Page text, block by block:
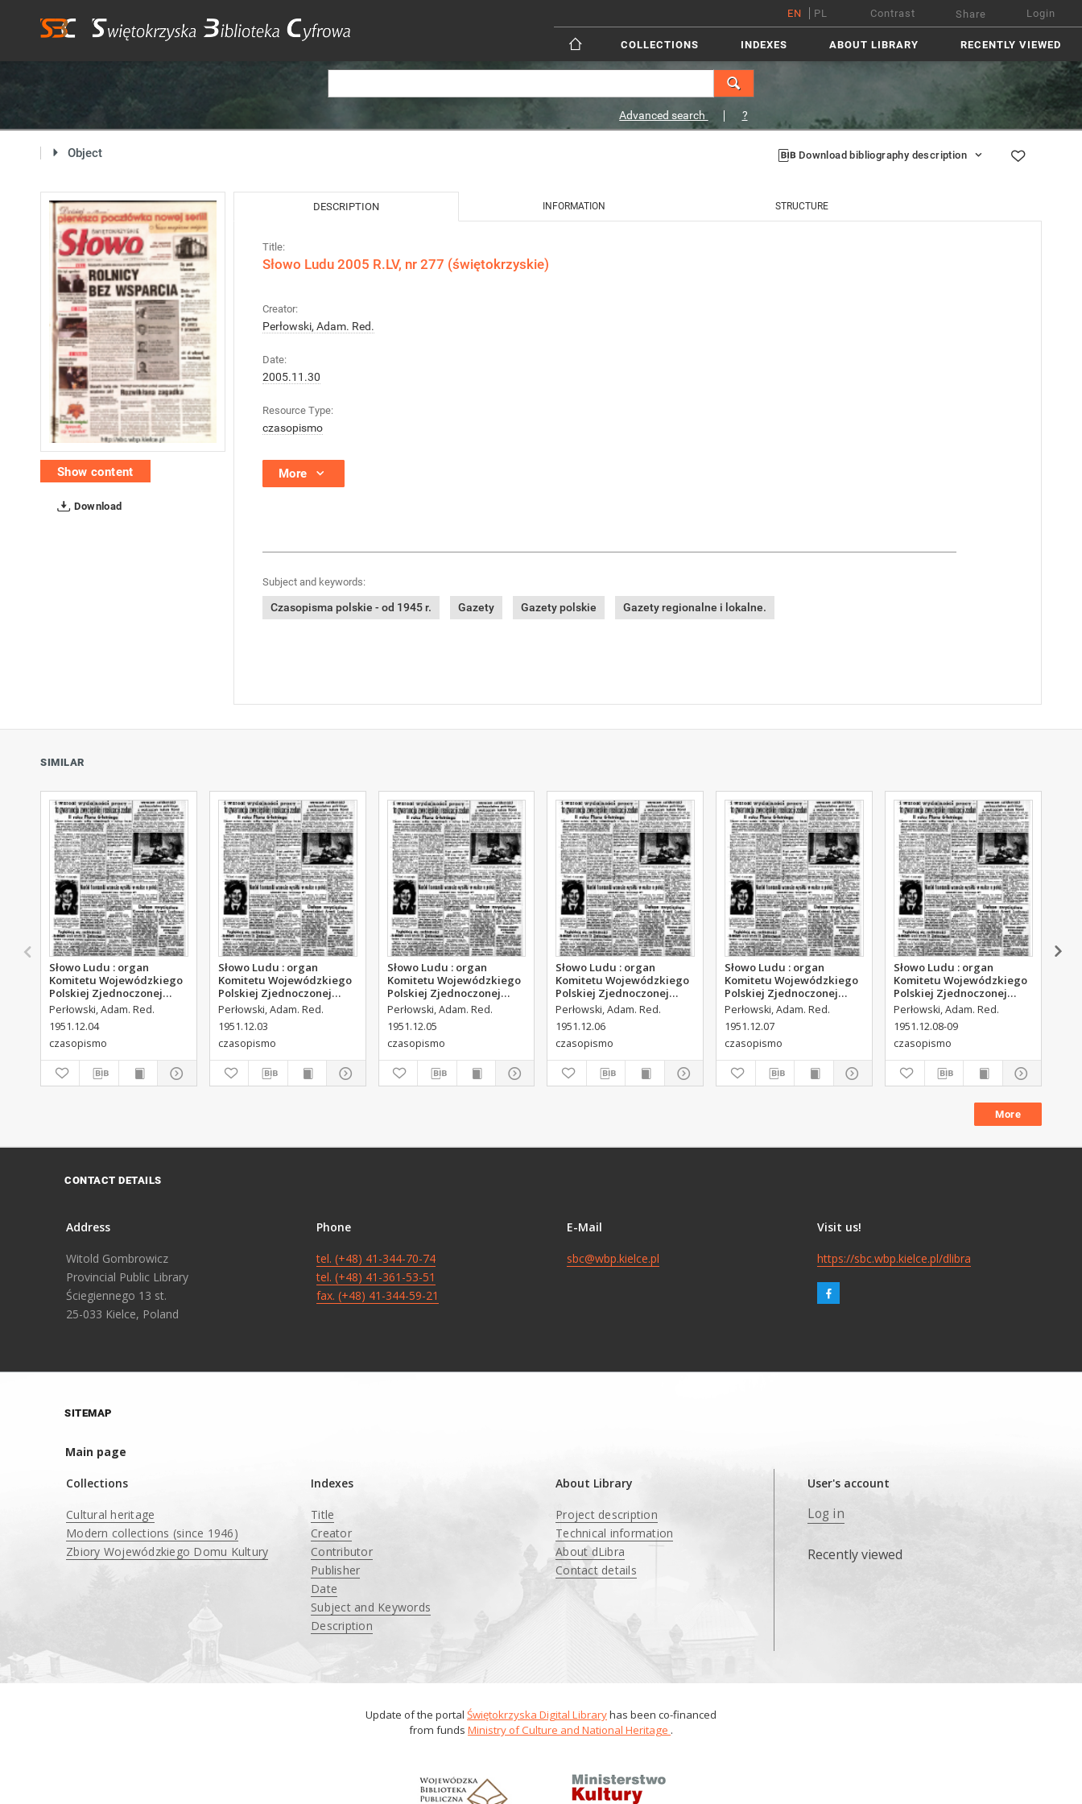
EN PL Contrast Share Login
COLLECTIONS INDEXES ABOUT LIBRARY RECENTLY VIEWED
Advanced search ?
Object Download bibliography description
Show content
Download
DESCRIPTION INFORMATION STRUCTURE
Title:
Słowo Ludu 2005 R.LV, nr 277 (świętokrzyskie)
Creator:
Perłowski, Adam. Red.
Date:
2005.11.30
Resource Type:
czasopismo
More
Subject and keywords:
Czasopisma polskie - od 1945 r. Gazety Gazety polskie Gazety regionalne i lokalne.
SIMILAR
Słowo Ludu : organ
Komitetu Wojewódzkiego
Polskiej Zjednoczonej
Partii Robotniczej, 1951,
R.3, nr 313
Perłowski, Adam. Red.
1951.12.04
czasopismo
Słowo Ludu : organ
Komitetu Wojewódzkiego
Polskiej Zjednoczonej
Partii Robotniczej, 1951,
R.3, nr 312
Perłowski, Adam. Red.
1951.12.03
czasopismo
Słowo Ludu : organ
Komitetu Wojewódzkiego
Polskiej Zjednoczonej
Partii Robotniczej, 1951,
R.3, nr 314
Perłowski, Adam. Red.
1951.12.05
czasopismo
Słowo Ludu : organ
Komitetu Wojewódzkiego
Polskiej Zjednoczonej
Partii Robotniczej, 1951,
R.3, nr 315
Perłowski, Adam. Red.
1951.12.06
czasopismo
Słowo Ludu : organ
Komitetu Wojewódzkiego
Polskiej Zjednoczonej
Partii Robotniczej, 1951,
R.3, nr 316
Perłowski, Adam. Red.
1951.12.07
czasopismo
Słowo Ludu : organ
Komitetu Wojewódzkiego
Polskiej Zjednoczonej
Partii Robotniczej, 1951,
R.3, nr 317
Perłowski, Adam. Red.
1951.12.08-09
czasopismo
More
CONTACT DETAILS
Address
Witold Gombrowicz
Provincial Public Library
Ściegiennego 13 st.
25-033 Kielce, Poland
Phone
tel. (+48) 41-344-70-74
tel. (+48) 41-361-53-51
fax. (+48) 41-344-59-21
E-Mail
sbc@wbp.kielce.pl
Visit us!
https://sbc.wbp.kielce.pl/dlibra
SITEMAP
Main page
Collections
Cultural heritage
Modern collections (since 1946)
Zbiory Wojewódzkiego Domu Kultury
Indexes
Title
Creator
Contributor
Publisher
Date
Subject and Keywords
Description
About Library
Project description
Technical information
About dLibra
Contact details
User's account
Log in
Recently viewed
Update of the portal Świętokrzyska Digital Libraryhas been co-financed
from funds Ministry of Culture and National Heritage .